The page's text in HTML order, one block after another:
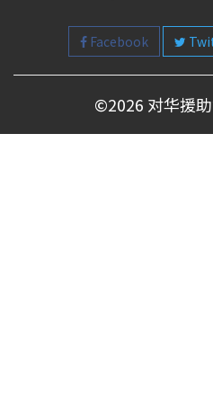
Facebook
©2026 对华援